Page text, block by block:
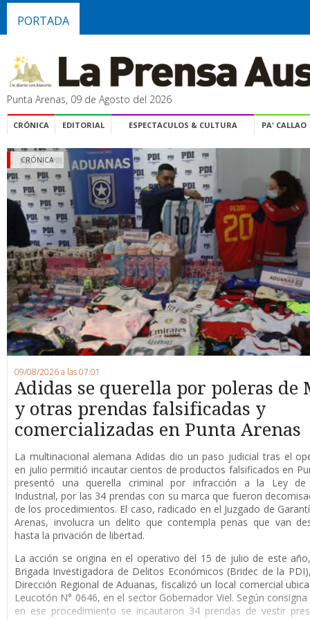
PORTADA
Punta Arenas, 09 de Agosto del 2026
CRÓNICA EDITORIAL ESPECTACULOS & CULTURA PA' CALLAO
CRÓNICA
09/08/2026 a las 07:01
Adidas se querella por poleras de
y otras prendas falsificadas y
comercializadas en Punta Arenas
La multinacional alemana Adidas dio un paso judicial tras el
en julio permitió incautar cientos de productos falsificados en
presentó una querella criminal por infracción a la Ley de
Industrial, por las 34 prendas con su marca que fueron
de los procedimientos. El caso, radicado en el Juzgado de
Arenas, involucra un delito que contempla penas que van
hasta la privación de libertad.
La acción se origina en el operativo del 15 de julio de este
Brigada Investigadora de Delitos Económicos (Bridec de la
Dirección Regional de Aduanas, fiscalizó un local comercial
Leucotón N° 0646, en el sector Gobernador Viel. Según
en ese procedimiento se incautaron 34 prendas de vestir